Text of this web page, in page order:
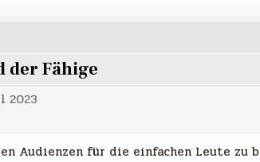
der Fähige
2023
Audienzen für die einfachen Leute zu